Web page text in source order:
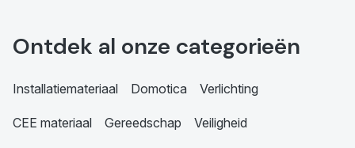
Ontdek al onze categorieën
Installatiemateriaal Domotica Verlichting
CEE materiaal Gereedschap Veiligheid